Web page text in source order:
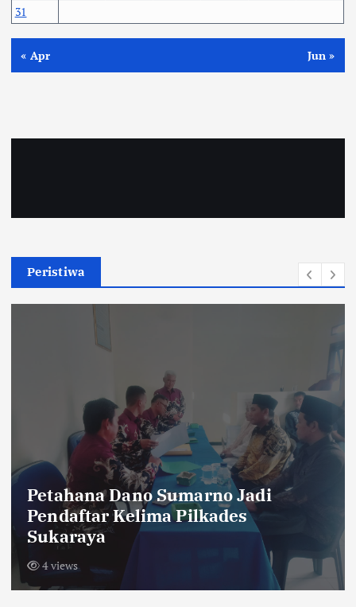
31
« Apr Jun »
Peristiwa
Petahana Dano Sumarno Jadi
Pendaftar Kelima Pilkades
Sukaraya
4 views